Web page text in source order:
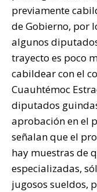
previamente
de Gobierno, por
algunos
trayecto es poco
cabildear con el
Cuauhtémoc
diputados
aprobación en el
señalan que el
hay muestras de
especializadas,
jugosos sueldos,